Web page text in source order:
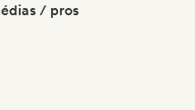
/ pros